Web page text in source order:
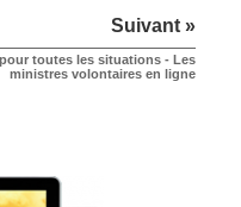
Suivant »
toutes les situations - Les
ministres volontaires en ligne